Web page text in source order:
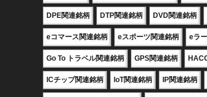
DPE関連銘柄 DTP関連銘柄 DVD関連銘柄
eコマース関連銘柄 eスポーツ関連銘柄 eラ
Go To トラベル関連銘柄 GPS関連銘柄
ICチップ関連銘柄 IoT関連銘柄 IP関連銘柄